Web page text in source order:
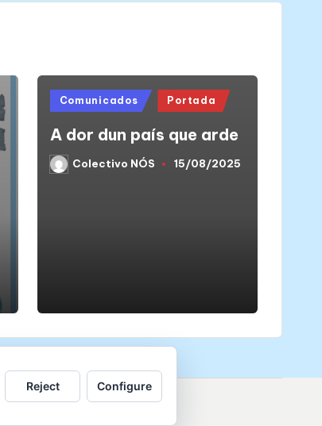
Posted
Comunicados Portada
A dor dun país que arde
PostedColectivo NÓS 15/08/2025
Reject Configure